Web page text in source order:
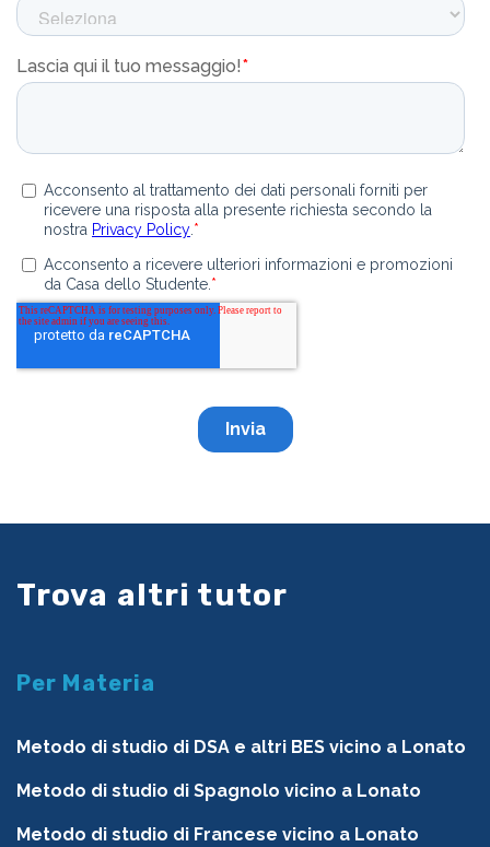
Trova altri tutor
Per Materia
Metodo di studio di DSA e altri BES vicino a Lonato
Metodo di studio di Spagnolo vicino a Lonato
Metodo di studio di Francese vicino a Lonato